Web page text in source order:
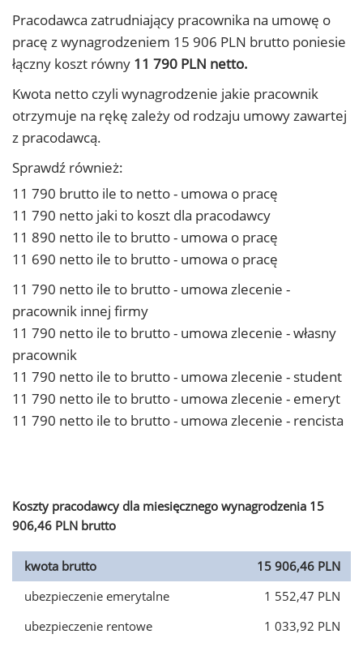
Pracodawca zatrudniający pracownika na umowę o
pracę z wynagrodzeniem 15 906 PLN brutto poniesie
łączny koszt równy 11 790 PLN netto.
Kwota netto czyli wynagrodzenie jakie pracownik
otrzymuje na rękę zależy od rodzaju umowy zawartej
z pracodawcą.
Sprawdź również:
11 790 brutto ile to netto - umowa o pracę
11 790 netto jaki to koszt dla pracodawcy
11 890 netto ile to brutto - umowa o pracę
11 690 netto ile to brutto - umowa o pracę
11 790 netto ile to brutto - umowa zlecenie -
pracownik innej firmy
11 790 netto ile to brutto - umowa zlecenie - własny
pracownik
11 790 netto ile to brutto - umowa zlecenie - student
11 790 netto ile to brutto - umowa zlecenie - emeryt
11 790 netto ile to brutto - umowa zlecenie - rencista
Koszty pracodawcy dla miesięcznego wynagrodzenia 15
906,46 PLN brutto
kwota brutto
15 906,46 PLN
ubezpieczenie emerytalne
1 552,47 PLN
ubezpieczenie rentowe
1 033,92 PLN